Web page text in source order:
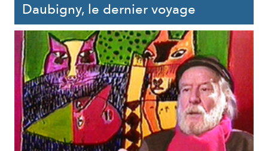
Daubigny, le dernier voyage